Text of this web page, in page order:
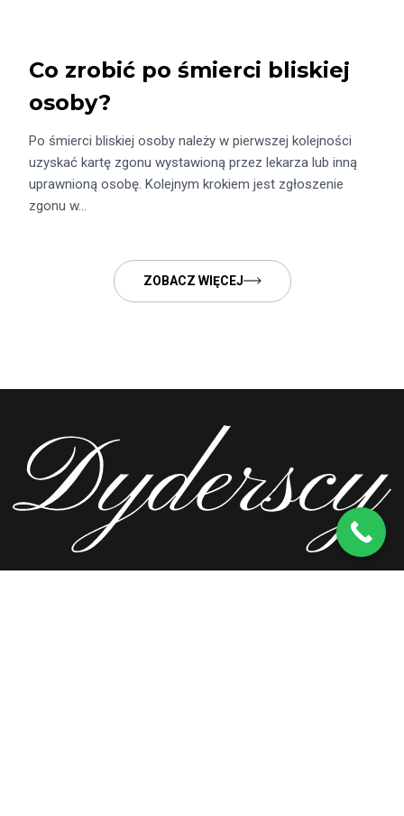
Co zrobić po śmierci bliskiej
osoby?
Po śmierci bliskiej osoby należy w pierwszej kolejności
uzyskać kartę zgonu wystawioną przez lekarza lub inną
uprawnioną osobę. Kolejnym krokiem jest zgłoszenie
zgonu w…
ZOBACZ WIĘCEJ